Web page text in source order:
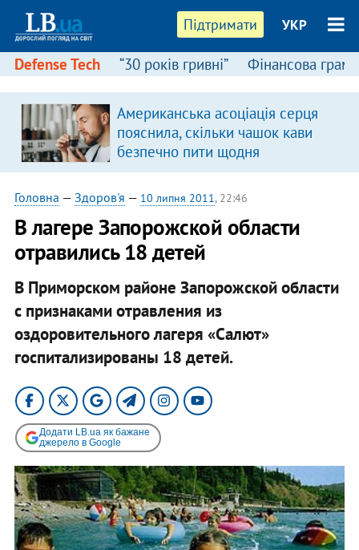
Підтримати УКР
Defense Tech “30 років гривні” Фінансова
Американська асоціація серця
пояснила, скільки чашок кави
безпечно пити щодня
Головна — Здоров'я — 10 липня 2011, 22:46
В лагере Запорожской области
отравились 18 детей
В Приморском районе Запорожской области
с признаками отравления из
оздоровительного лагеря «Салют»
госпитализированы 18 детей.
Додати LB.ua як бажане
джерело в Google